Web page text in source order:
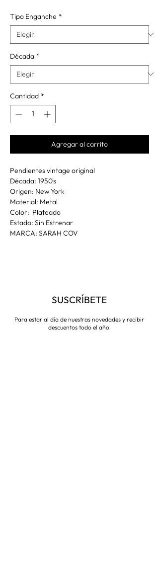
Tipo Enganche *
Década *
Cantidad *
Agregar al carrito
Pendientes vintage original
Década: 1950's
Origen: New York
Material: Metal
Color: Plateado
Estado: Sin Estrenar
MARCA: SARAH COV
SUSCRÍBETE
Para estar al día de nuestras novedades y recibir
descuentos todo el año